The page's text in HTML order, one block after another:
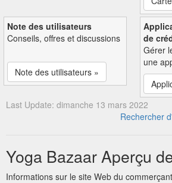
Note des utilisateurs
Conseils, offres et discussions
Note des utilisateurs »
de
Gérer
une
Last Update: dimanche 13 mars 2022
Rechercher
Yoga Bazaar Aperçu
Informations sur le site Web du